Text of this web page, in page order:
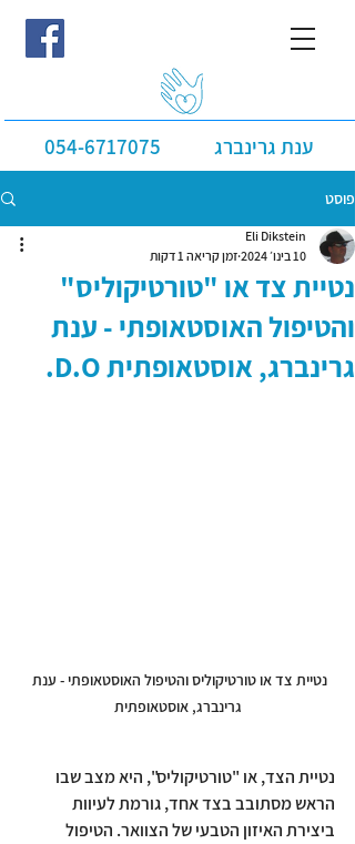
ענת גרינברג 054-6717075
פוסט
נטיית צד או "טורטיקוליס"
והטיפול האוסטאופתי - ענת
גרינברג, אוסטאופתית D.O.
Eli Dikstein
10 בינו׳ 2024
זמן קריאה 1 דקות
נטיית צד או טורטיקוליס והטיפול האוסטאופתי - ענת
גרינברג, אוסטאופתית
נטיית הצד, או "טורטיקוליס", היא מצב שבו
הראש מסתובב בצד אחד, גורמת לעיוות
ביצירת האיזון הטבעי של הצוואר. הטיפול